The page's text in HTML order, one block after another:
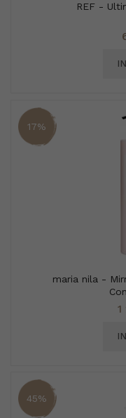
REF -
17%
maria nila -
1
45%